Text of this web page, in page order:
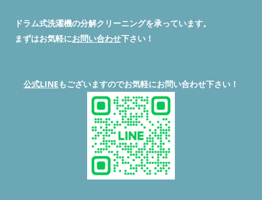
り
乾燥ダクトに埃繊維が詰まっていた為に乾燥時の風流れが
悪くなって乾燥不良が発生しています。 ダクト清掃後
去した事で風流れが良くなり乾燥不良が改善されます。 洗剤ケ
下さい。 フィルター/糸くずフィルター清掃後
フィルター目詰
まりがなくなり乾燥不良が改善されます。
◇◆◇◆◇◆◇◆◇◆◇◆◇◆◇◆◇◆◇◆◇ #ドラム式洗濯機
分解職人 便利屋BUZZ #ドラム式洗濯機分解クリーニング/修理専
門店 #便利屋BUZZ 問い合わせは公式LINEよりお待ちしていま
す。 ◇◆◇◆◇◆◇◆◇◆◇◆◇◆◇◆◇◆◇◆◇ 公式LINEよ
◇◆◇◆◇◆◇◆◇◆◇◆◇◆◇◆◇◆◇◆◇ #便利屋BUZZ #ド
ラム式洗濯機分解清掃 #ドラム式洗濯機完全分解洗浄 #ドラム式
ドラム式洗濯機の分解クリーニングを承っています。
まずはお気軽にお問い合わせ下さい！
公式LINEもございますのでお気軽にお問い合わせ下さい！